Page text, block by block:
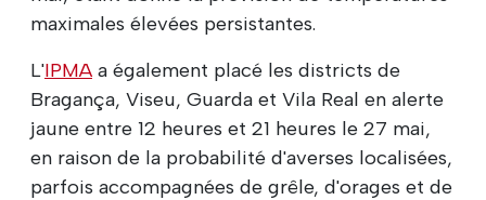
maximales élevées persistantes.
L'IPMA a également placé les districts de
Bragança, Viseu, Guarda et Vila Real en alerte
jaune entre 12 heures et 21 heures le 27 mai,
en raison de la probabilité d'averses localisées,
parfois accompagnées de grêle, d'orages et de